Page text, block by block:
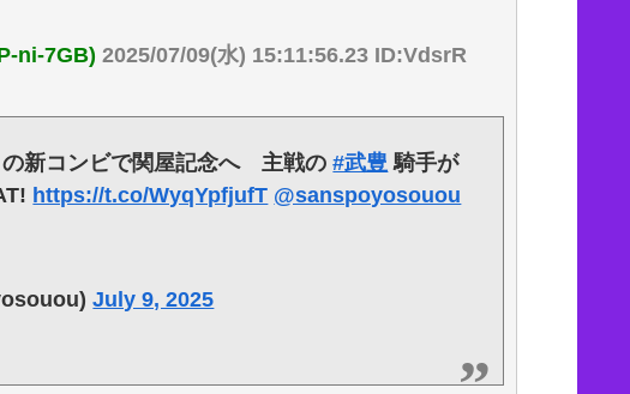
ni-7GB) 2025/07/09(水) 15:11:56.23 ID:VdsrR
新コンビで関屋記念へ 主戦の#武豊 騎手が
https://t.co/WyqYpfjufT @sanspoyosouou
July 9, 2025